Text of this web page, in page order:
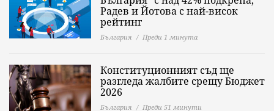
Радев и Йотова с най-висок
рейтинг
България Преди 1 минута
Конституционният съд ще
разгледа жалбите срещу Бюджет
2026
България Преди 51 минути